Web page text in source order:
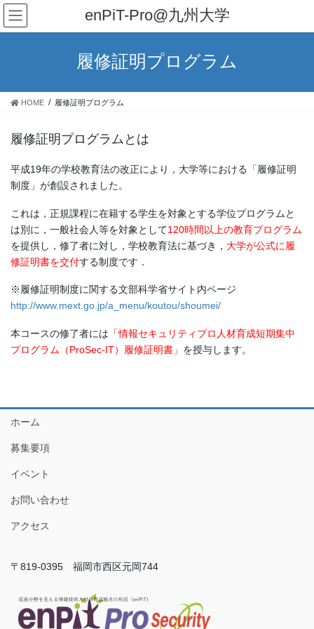
コ
ン
テ
ス
ナ
ビ
ゲ
ン
enPiT-Pro@九州大学
履修証明プログラム
HOME 履修証明プログラム
履修証明プログラムとは
平成19年の学校教育法の改正により，大学等における「履修証明
制度」が創設されました。
これは，正規課程に在籍する学生を対象とする学位プログラムと
は別に，一般社会人等を対象として120時間以上の教育プログラム
を提供し，修了者に対し，学校教育法に基づき， 大学が公式に履
修証明書を交付する制度です．
※履修証明制度に関する文部科学省サイト内ページ
http://www.mext.go.jp/a_menu/koutou/shoumei/
本コースの修了者には 「情報セキュリティプロ人材育成短期集中
プログラム（ProSec‐IT）履修証明書」 を授与します。
ホーム
募集要項
イベント
お問い合わせ
アクセス
〒819-0395 福岡市西区元岡744